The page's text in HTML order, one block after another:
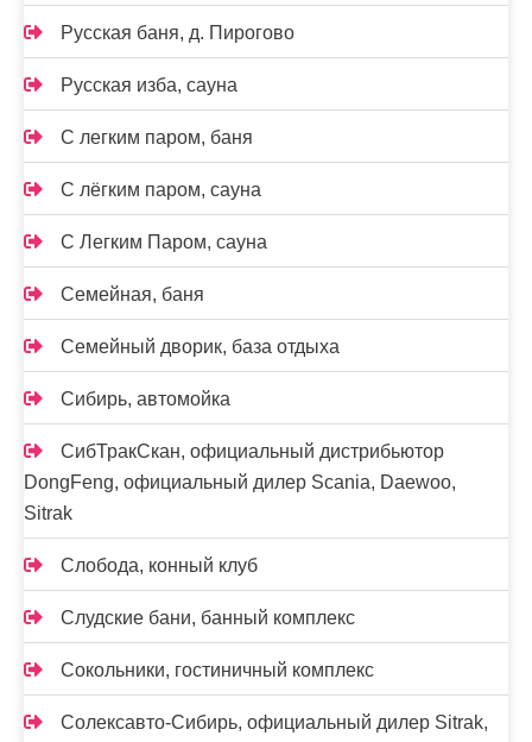
Русская баня, д. Пирогово
Русская изба, сауна
С легким паром, баня
С лёгким паром, сауна
С Легким Паром, сауна
Семейная, баня
Семейный дворик, база отдыха
Сибирь, автомойка
СибТракСкан, официальный дистрибьютор
DongFeng, официальный дилер Scania, Daewoo,
Sitrak
Слобода, конный клуб
Слудские бани, банный комплекс
Сокольники, гостиничный комплекс
Солексавто-Сибирь, официальный дилер Sitrak,